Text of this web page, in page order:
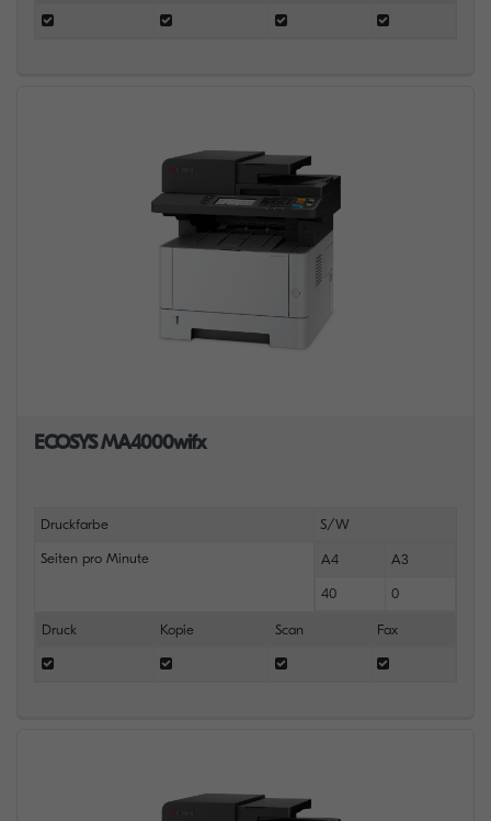
ECOSYS MA4000wifx
Druckfarbe S/W
Seiten pro Minute A4 A3
40 0
Druck Kopie Scan Fax